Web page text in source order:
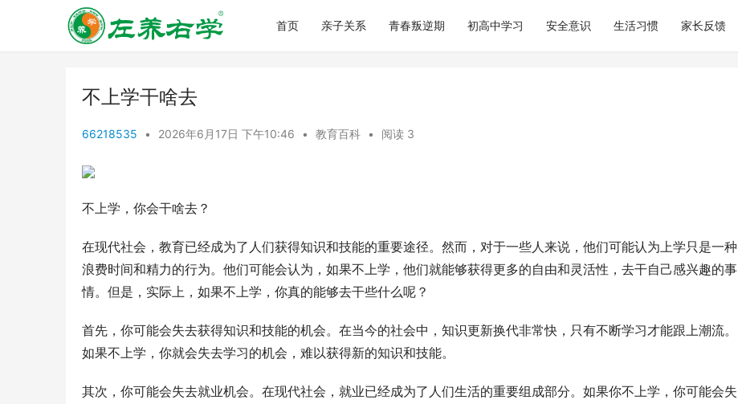
首页 亲子关系 青春叛逆期 初高中学习 安全意识 生活习惯 家长反馈
不上学干啥去
66218535 • 2026年6月17日 下午10:46 • 教育百科 • 阅读 3
不上学，你会干啥去？
在现代社会，教育已经成为了人们获得知识和技能的重要途径。然而，对于一些人来说，他们可能认为上学只是一种
浪费时间和精力的行为。他们可能会认为，如果不上学，他们就能够获得更多的自由和灵活性，去干自己感兴趣的事
情。但是，实际上，如果不上学，你真的能够去干些什么呢？
首先，你可能会失去获得知识和技能的机会。在当今的社会中，知识更新换代非常快，只有不断学习才能跟上潮流。
如果不上学，你就会失去学习的机会，难以获得新的知识和技能。
其次，你可能会失去就业机会。在现代社会，就业已经成为了人们生活的重要组成部分。如果你不上学，你可能会失